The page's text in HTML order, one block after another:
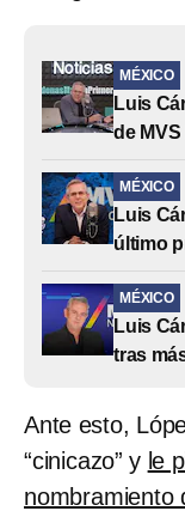
MÉXICO
Luis
de
MÉXICO
Luis
último
MÉXICO
Luis
tras
Ante esto,
“cinicazo” y le
nombramiento